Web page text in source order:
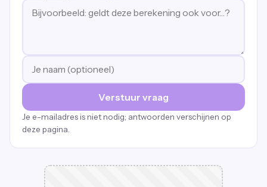
Verstuur vraag
Je e-mailadres is niet nodig; antwoorden verschijnen op
deze pagina.